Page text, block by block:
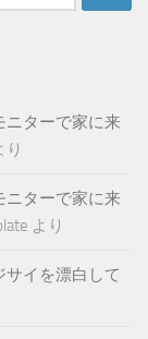
ニターで家に来
り
ニターで家に来
より
イを漂白して